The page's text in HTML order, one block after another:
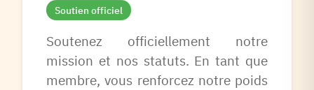
Soutien officiel
Soutenez officiellement notre
mission et nos statuts. En tant que
membre, vous renforcez notre poids